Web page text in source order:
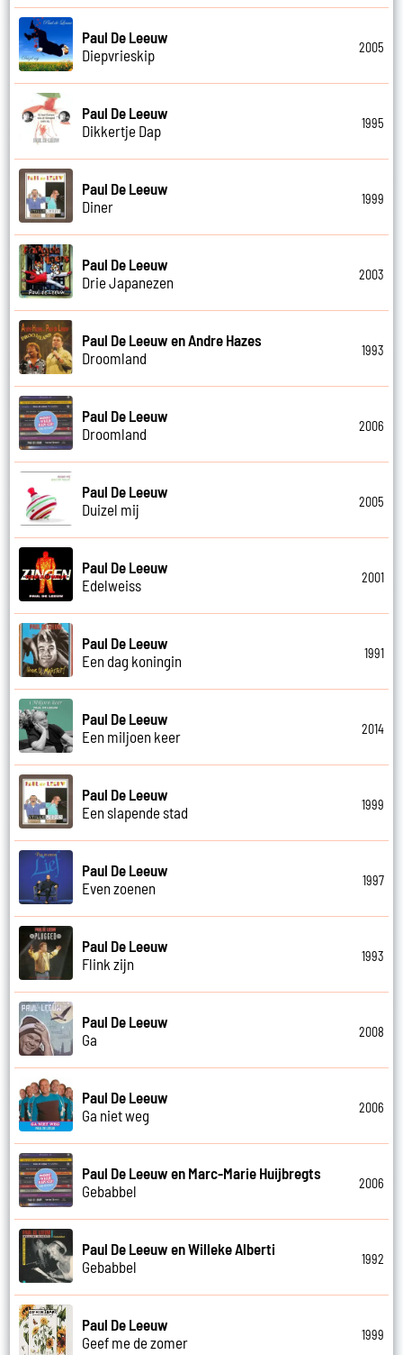
Paul De Leeuw
Diepvrieskip
2005
Paul De Leeuw
Dikkertje Dap
1995
Paul De Leeuw
Diner
1999
Paul De Leeuw
Drie Japanezen
2003
Paul De Leeuw en Andre Hazes
Droomland
1993
Paul De Leeuw
Droomland
2006
Paul De Leeuw
Duizel mij
2005
Paul De Leeuw
Edelweiss
2001
Paul De Leeuw
Een dag koningin
1991
Paul De Leeuw
Een miljoen keer
2014
Paul De Leeuw
Een slapende stad
1999
Paul De Leeuw
Even zoenen
1997
Paul De Leeuw
Flink zijn
1993
Paul De Leeuw
Ga
2008
Paul De Leeuw
Ga niet weg
2006
Paul De Leeuw en Marc-Marie Huijbregts
Gebabbel
2006
Paul De Leeuw en Willeke Alberti
Gebabbel
1992
Paul De Leeuw
Geef me de zomer
1999